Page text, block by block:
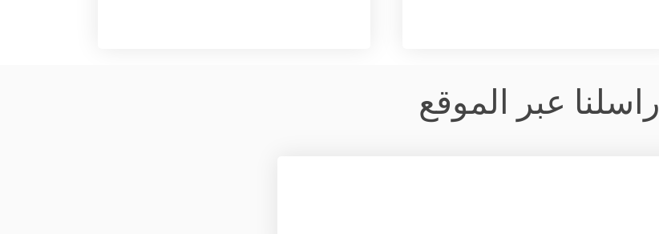
راسلنا عبر الموقع